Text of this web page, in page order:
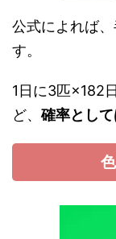
公式によれば
す。
1日に3匹×182
ど、確率とし